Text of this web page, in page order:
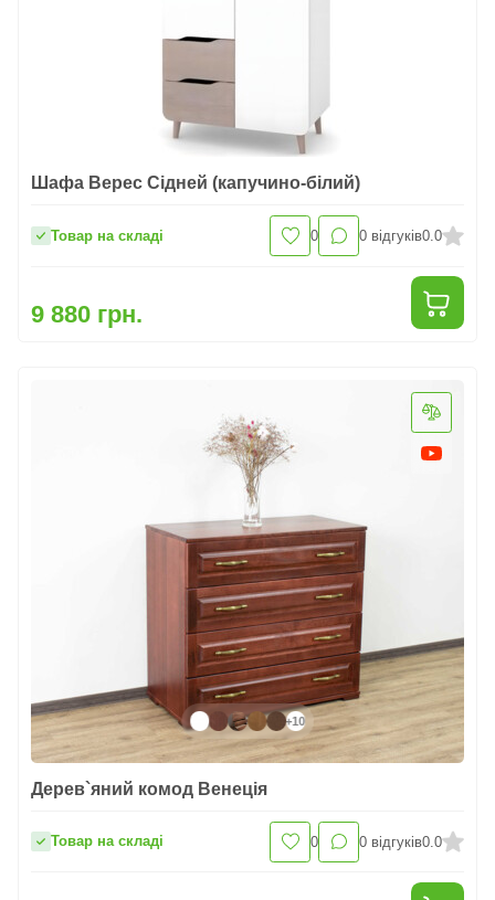
Шафа Верес Сідней (капучино-білий)
Товар на складі 0 0 відгуків0.0
9 880 грн.
+10
Дерев`яний комод Венеція
Товар на складі 0 0 відгуків0.0